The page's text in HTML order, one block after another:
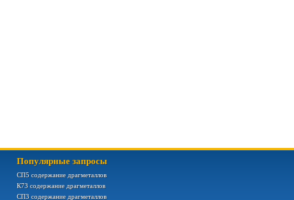
Популярные запросы
СП5 содержание драгметаллов
К73 содержание драгметаллов
СП3 содержание драгметаллов